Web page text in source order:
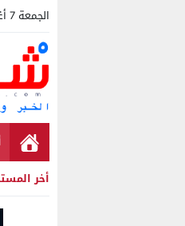
الجمعة 7 أغسطس 2026 - 8:47 صباحًا
أخر